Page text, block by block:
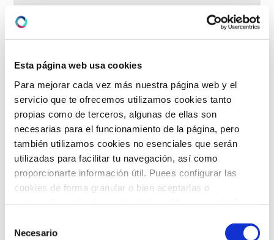
Esta página web usa cookies
Para mejorar cada vez más nuestra página web y el
servicio que te ofrecemos utilizamos cookies tanto
propias como de terceros, algunas de ellas son
necesarias para el funcionamiento de la página, pero
también utilizamos cookies no esenciales que serán
utilizadas para facilitar tu navegación, así como
proporcionarte información útil. Puees configurar las
cookies de forma granular o bien aceptarlas o
política de cookies
Necesario
ASISTENCIA SIN
COSTES.
CUBIERTO POR TU
PÓLIZA DE
SEGURO